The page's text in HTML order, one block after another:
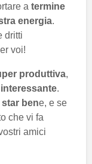
a termine
energia.
dritti
voi!
produttiva,
interessante.
bene, e se
che vi fa
amici